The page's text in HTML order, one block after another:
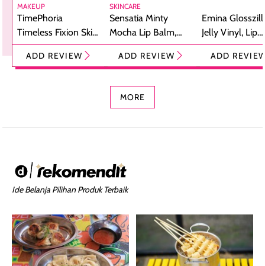
MAKEUP
TimePhoria
Timeless Fixion Skin
Tint Stick,
Foundation dan
ADD REVIEW
SKINCARE
Sensatia Minty
Mocha Lip Balm,
Pelembap Bibir
dengan Aroma
ADD REVIEW
Emina
Jelly Vinyl, Lip
Cream Glossy
Ringan
ADD
MORE
Ide Belanja Pilihan Produk Terbaik